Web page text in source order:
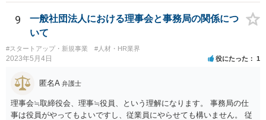
（以下「差額」。本来仕入先が負担すべき部分。）について、契約締
結交渉の段階で減額要請をすること自体は直ちにこれらの法律に違反
するものではないと思われます。 一方で、諸経費等に照らし著しく低
４条第１項第５号）違反や優越的地位の濫用として独占禁止法違反と
なる可能性もありますので、ベースとしては、上記の差額を念頭に置
き、その他仕入れや諸経費の支払なども加味して、価格交渉を行うと
良いでしょう。 参考：公正取引委員会「免税事業者及びその取引先の
インボイス制度への対応に関するQ&A」 https://www.jftc.go.jp/dk/guid
eline/unyoukijun/invoice_qanda.html
9
一般社団法人における理事会と事務局の関係につ
いて
#スタートアップ・新規事業 #人材・HR業界
2023年5月4日 役にたった 1
匿名A 弁護士
理事会≒取締役会、理事≒役員、という理解になります。 事務局の仕
事は役員がやってもよいですし、従業員にやらせても構いません。 従